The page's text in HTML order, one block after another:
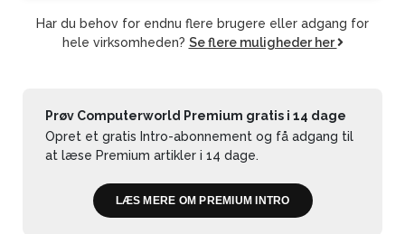
Har du behov for endnu flere brugere eller adgang for
hele virksomheden? Se flere muligheder her
Prøv Computerworld Premium gratis i 14 dage
Opret et gratis Intro-abonnement og få adgang til
at læse Premium artikler i 14 dage.
LÆS MERE OM PREMIUM INTRO